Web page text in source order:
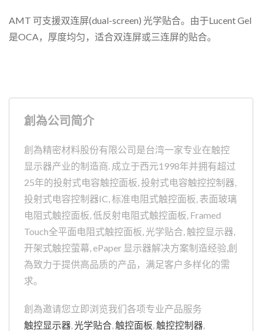
AMT 可支援双连屏(dual-screen) 光学贴合。由于Lucent Gel
是OCA，厚度均匀，适合双连屏或三连屏的贴合。
創為公司简介
創為精密材料股份有限公司是台湾一家专业在触控
显示器产业的制造商. 成立于西元1998年并拥有超过
25年的投射式电容触控面板, 投射式电容触控控制器,
投射式电容控制器IC, 标准电阻式触控面板, 表面玻璃
电阻式触控面板, 低反射电阻式触控面板, Framed
Touch全平面电阻式触控面板, 光学贴合, 触控显示器,
开架式触控萤幕, ePaper 显示器解决方案制造经验,創
為致力于提供高品质的产品，满足客户多样化的需
求。
創為邀请您立即浏览我们各项专业产品服务
触控显示器,光学贴合,触控面板,触控控制器,